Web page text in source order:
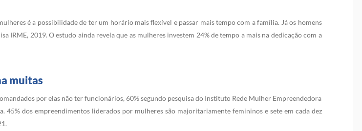
é a possibilidade de ter um horário mais flexível e passar mais tempo com a família. Já os homens
IRME, 2019. O estudo ainda revela que as mulheres investem 24% de tempo a mais na dedicação com a
muitas
por elas não ter funcionários, 60% segundo pesquisa do Instituto Rede Mulher Empreendedora
45% dos empreendimentos liderados por mulheres são majoritariamente femininos e sete em cada dez